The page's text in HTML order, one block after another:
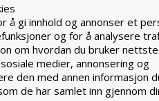
å gi innhold og annonser et
og for å analysere
om hvordan du bruker
medier, annonsering og
den med annen informasjon
de har samlet inn gjennom